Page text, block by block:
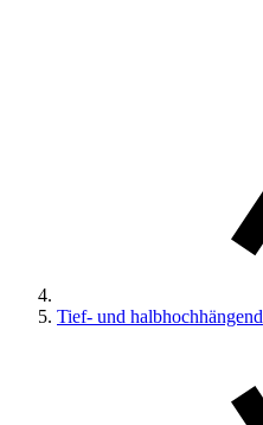
Tief- und halbhochhängend